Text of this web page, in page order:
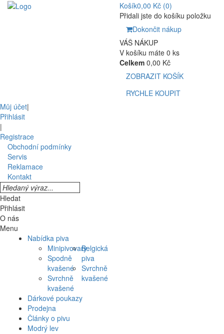
Košík0,00 Kč (0)
Přidali jste do košíku položku
Dokončit nákup
VÁŠ NÁKUP
V košíku máte 0 ks
Celkem 0,00 Kč
ZOBRAZIT KOŠÍK
RYCHLE KOUPIT
Můj účet|
Přihlásit
|
Registrace
Obchodní podmínky
Servis
Reklamace
Kontakt
Hledat
Přihlásit
O nás
Menu
Nabídka piva
Minipivovary
Spodně
kvašené
Svrchně
kvašené
Belgická
piva
Svrchně
kvašené
Dárkové poukazy
Prodejna
Články o pivu
Modrý lev